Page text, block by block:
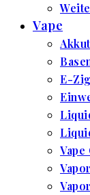
Vape
E-
Vape